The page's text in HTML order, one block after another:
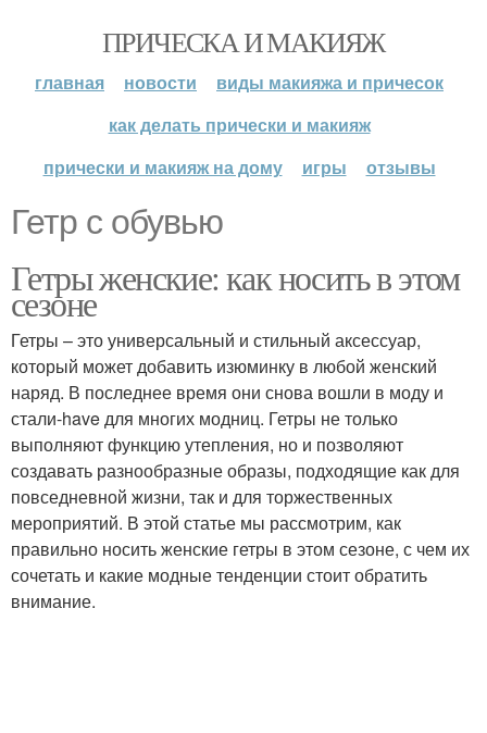
ПРИЧЕСКА И МАКИЯЖ
главная новости
виды макияжа и причесок
как делать прически и макияж
прически и макияж на дому
игры отзывы
Гетр с обувью
Гетры женские: как носить в этом
сезоне
Гетры – это универсальный и стильный аксессуар,
который может добавить изюминку в любой женский
наряд. В последнее время они снова вошли в моду и
стали-have для многих модниц. Гетры не только
выполняют функцию утепления, но и позволяют
создавать разнообразные образы, подходящие как для
повседневной жизни, так и для торжественных
мероприятий. В этой статье мы рассмотрим, как
правильно носить женские гетры в этом сезоне, с чем их
сочетать и какие модные тенденции стоит обратить
внимание.